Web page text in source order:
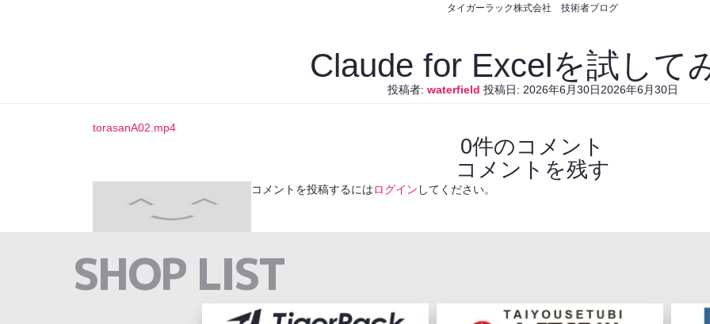
タイガーラック株式会社 技術者ブログ
Claude for Excelを試して
投稿者: waterfield 投稿日: 2026年6月30日2026年6月30日
torasanA02.mp4
0件のコメント
コメントを残す
コメントを投稿するにはログイン してください。
SHOP LIST